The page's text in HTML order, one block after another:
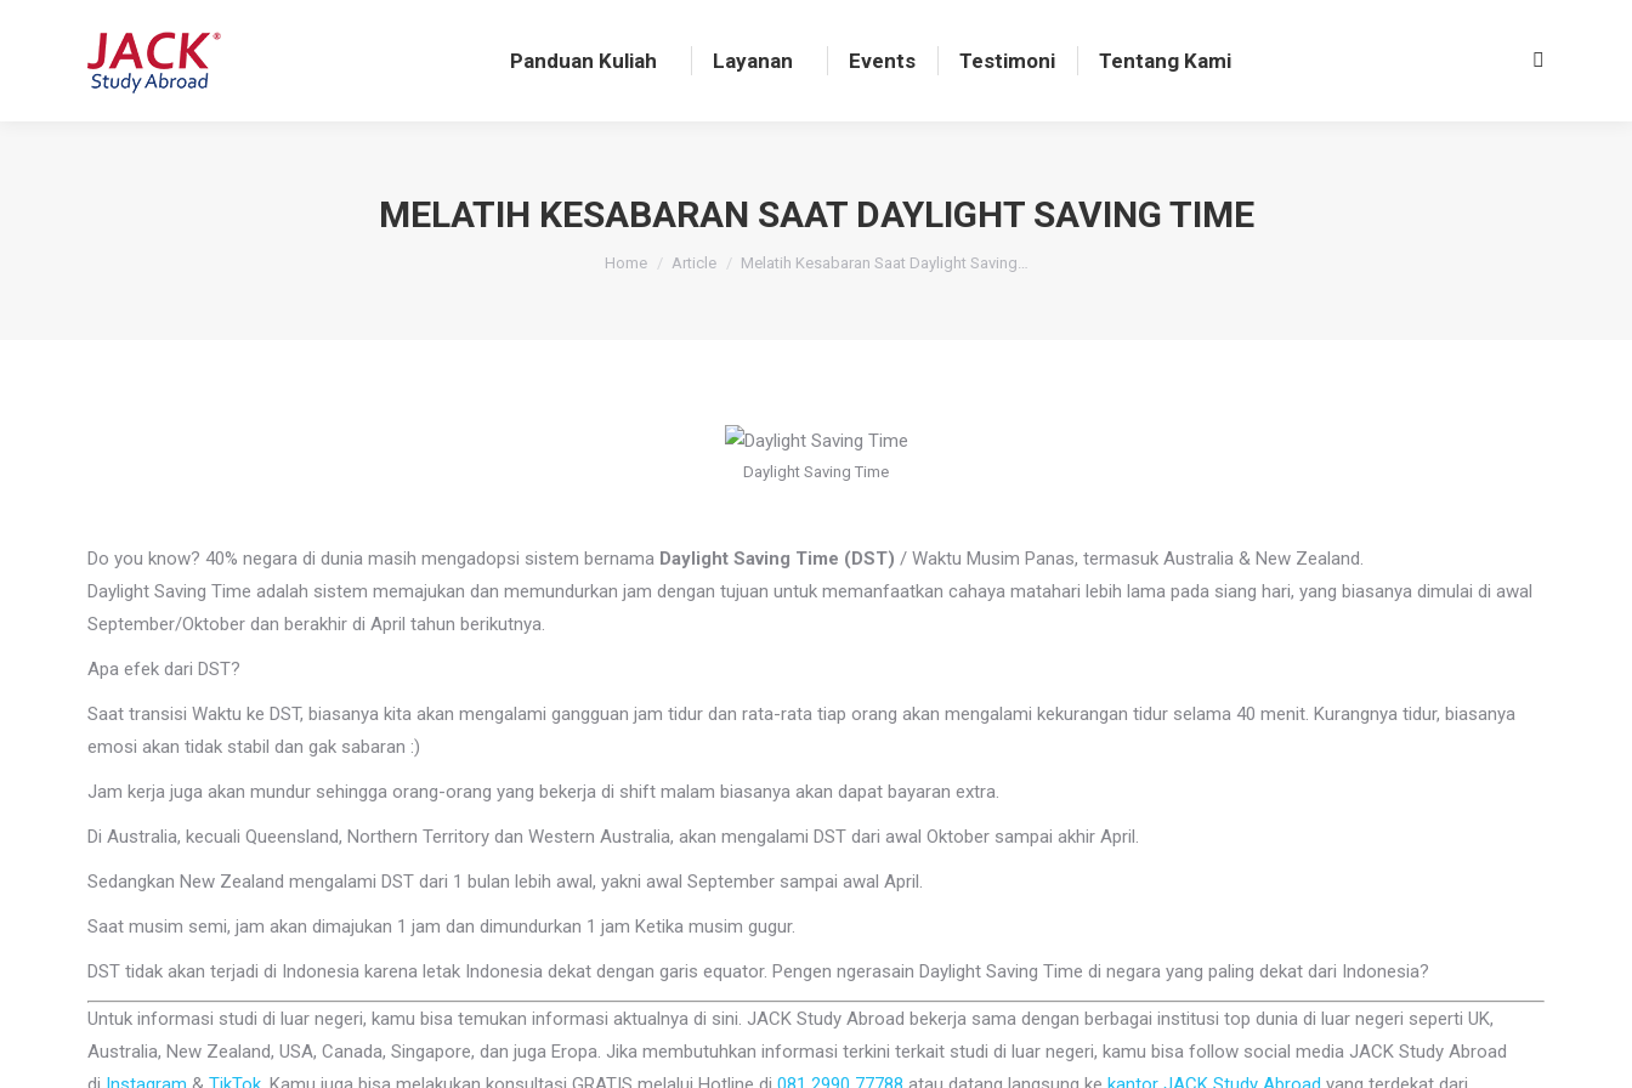
Panduan Kuliah Layanan Events Testimoni Tentang Kami Search:
MELATIH KESABARAN SAAT DAYLIGHT SAVING TIME
You are here:
Home Article Melatih Kesabaran Saat Daylight Saving…
Daylight Saving Time
Do you know? 40% negara di dunia masih mengadopsi sistem bernama Daylight Saving Time (DST) / Waktu Musim Panas, termasuk Australia & New Zealand.
Daylight Saving Time adalah sistem memajukan dan memundurkan jam dengan tujuan untuk memanfaatkan cahaya matahari lebih lama pada siang hari, yang biasanya dimulai di awal
September/Oktober dan berakhir di April tahun berikutnya.
Apa efek dari DST?
Saat transisi Waktu ke DST, biasanya kita akan mengalami gangguan jam tidur dan rata-rata tiap orang akan mengalami kekurangan tidur selama 40 menit. Kurangnya tidur, biasanya
emosi akan tidak stabil dan gak sabaran :)
Jam kerja juga akan mundur sehingga orang-orang yang bekerja di shift malam biasanya akan dapat bayaran extra.
Di Australia, kecuali Queensland, Northern Territory dan Western Australia, akan mengalami DST dari awal Oktober sampai akhir April.
Sedangkan New Zealand mengalami DST dari 1 bulan lebih awal, yakni awal September sampai awal April.
Saat musim semi, jam akan dimajukan 1 jam dan dimundurkan 1 jam Ketika musim gugur.
DST tidak akan terjadi di Indonesia karena letak Indonesia dekat dengan garis equator. Pengen ngerasain Daylight Saving Time di negara yang paling dekat dari Indonesia?
Untuk informasi studi di luar negeri, kamu bisa temukan informasi aktualnya di sini. JACK Study Abroad bekerja sama dengan berbagai institusi top dunia di luar negeri seperti UK,
Australia, New Zealand, USA, Canada, Singapore, dan juga Eropa. Jika membutuhkan informasi terkini terkait studi di luar negeri, kamu bisa follow social media JACK Study Abroad